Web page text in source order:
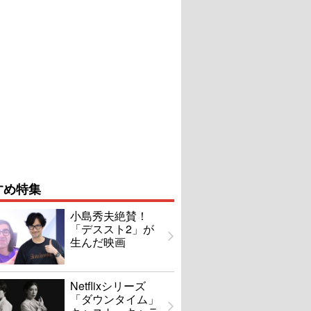
特集
小島秀夫絶賛！
「デススト2」が
生んだ映画
Netflixシリーズ
「ダウンタイム」